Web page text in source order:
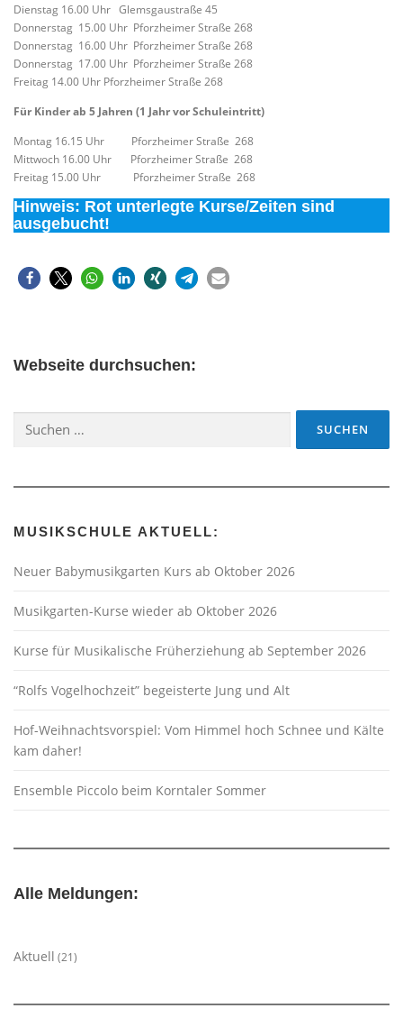
Dienstag 16.00 Uhr Glemsgaustraße 45
Donnerstag 15.00 Uhr Pforzheimer Straße 268
Donnerstag 16.00 Uhr Pforzheimer Straße 268
Donnerstag 17.00 Uhr Pforzheimer Straße 268
Freitag 14.00 Uhr Pforzheimer Straße 268
Für Kinder ab 5 Jahren (1 Jahr vor Schuleintritt)
Montag 16.15 Uhr Pforzheimer Straße 268
Mittwoch 16.00 Uhr Pforzheimer Straße 268
Freitag 15.00 Uhr Pforzheimer Straße 268
Hinweis: Rot unterlegte Kurse/Zeiten sind
ausgebucht!
Webseite durchsuchen:
nach:
MUSIKSCHULE AKTUELL:
Neuer Babymusikgarten Kurs ab Oktober 2026
Musikgarten-Kurse wieder ab Oktober 2026
Kurse für Musikalische Früherziehung ab September 2026
“Rolfs Vogelhochzeit” begeisterte Jung und Alt
Hof-Weihnachtsvorspiel: Vom Himmel hoch Schnee und Kälte
kam daher!
Ensemble Piccolo beim Korntaler Sommer
Alle Meldungen:
Aktuell (21)